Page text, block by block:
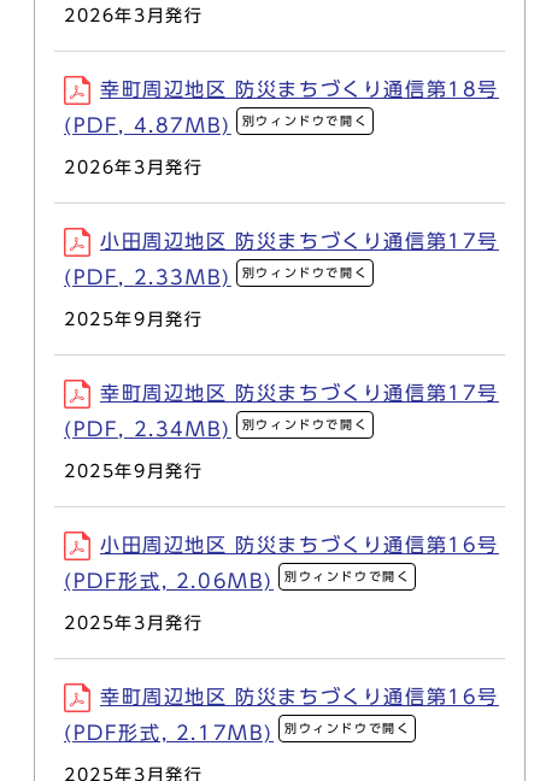
2026年3月発行
幸町周辺地区 防災まちづくり通信第18号
(PDF, 4.87MB)
別ウィンドウで開く
2026年3月発行
小田周辺地区 防災まちづくり通信第17号
(PDF, 2.33MB)
別ウィンドウで開く
2025年9月発行
幸町周辺地区 防災まちづくり通信第17号
(PDF, 2.34MB)
別ウィンドウで開く
2025年9月発行
小田周辺地区 防災まちづくり通信第16号
(PDF形式, 2.06MB)
別ウィンドウで開く
2025年3月発行
幸町周辺地区 防災まちづくり通信第16号
(PDF形式, 2.17MB)
別ウィンドウで開く
2025年3月発行